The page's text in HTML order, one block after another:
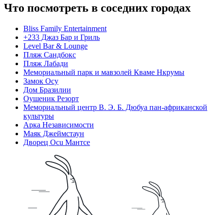
Что посмотреть в соседних городах
Bliss Family Entertainment
+233 Джаз Бар и Гриль
Level Bar & Lounge
Пляж Сандбокс
Пляж Лабади
Мемориальный парк и мавзолей Кваме Нкрумы
Замок Осу
Дом Бразилии
Оушеник Резорт
Мемориальный центр В. Э. Б. Дюбуа пан-африканской
культуры
Арка Независимости
Маяк Джеймстаун
Дворец Осu Мантсе